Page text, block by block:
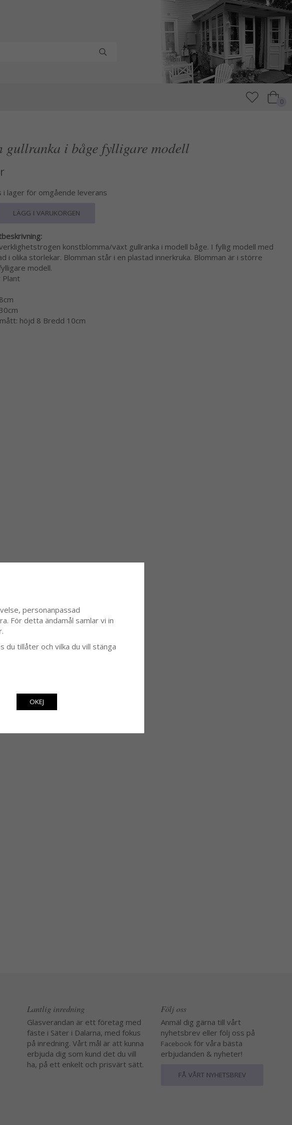
0
gullranka i båge fylligare modell
i lager för omgående leverans
LÄGG I VARUKORGEN
konstblomma/växt gullranka i modell båge. I fyllig modell med
i olika storlekar. Blomman står i en plastad innerkruka. Blomman är i större
modell.
Plant
höjd 8 Bredd 10cm
Lantlig inredning
Glasverandan är ett företag med
fäste i Säter i Dalarna, med fokus
på inredning. Vårt mål är att kunna
erbjuda dig som kund det du vill
ha, på ett enkelt och prisvärt sätt.
Följ oss
Anmäl dig gärna till vårt
nyhetsbrev eller följ oss på
Facebook för våra bästa
erbjudanden & nyheter!
FÅ VÅRT NYHETSBREV
personanpassad
För detta ändamål samlar vi in
du tillåter och vilka du vill stänga
OKEJ